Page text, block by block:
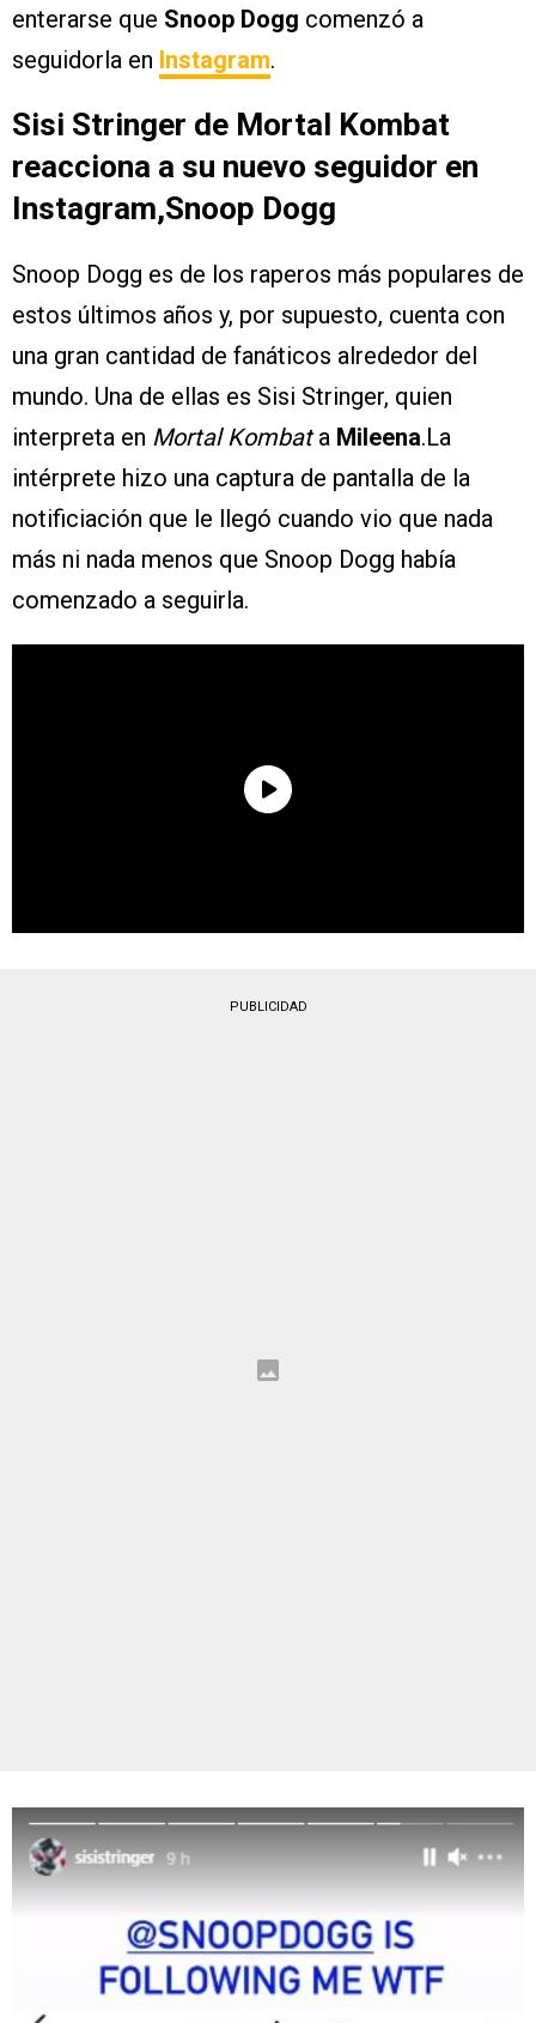
enterarse que Snoop Dogg comenzó a
seguidorla en Instagram.
Sisi Stringer de Mortal Kombat
reacciona a su nuevo seguidor en
Instagram,Snoop Dogg
Snoop Dogg es de los raperos más populares de
estos últimos años y, por supuesto, cuenta con
una gran cantidad de fanáticos alrededor del
mundo. Una de ellas es Sisi Stringer, quien
interpreta en Mortal Kombata Mileena.La
intérprete hizo una captura de pantalla de la
notificiación que le llegó cuando vio que nada
más ni nada menos que Snoop Dogg había
comenzado a seguirla.
PUBLICIDAD